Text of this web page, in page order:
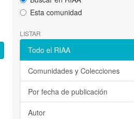
Esta comunidad
LISTAR
Todo el RIAA
Comunidades y Colecciones
Por fecha de publicación
Autor